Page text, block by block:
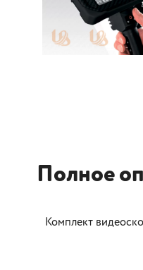
Полное
Комплект